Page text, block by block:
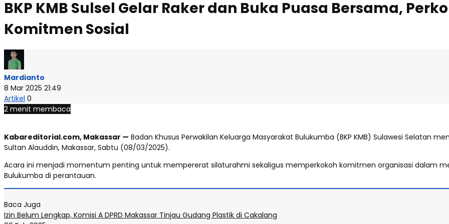
BKP KMB Sulsel Gelar Raker dan Buka Puasa Bersama,
Komitmen Sosial
Mardianto
8 Mar 2025 21:49
Artikel 0
2 menit membaca
Kabareditorial.com, Makassar — Badan Khusus Perwakilan Keluarga Masyarakat Bulukumba (BKP KMB) Sulawesi Selatan
Sultan Alauddin, Makassar, Sabtu (08/03/2025).
Acara ini menjadi momentum penting untuk mempererat silaturahmi sekaligus memperkokoh komitmen organisasi dalam
Bulukumba di perantauan.
Baca Juga
Izin Belum Lengkap, Komisi A DPRD Makassar Tinjau Gudang Plastik di Cakalang